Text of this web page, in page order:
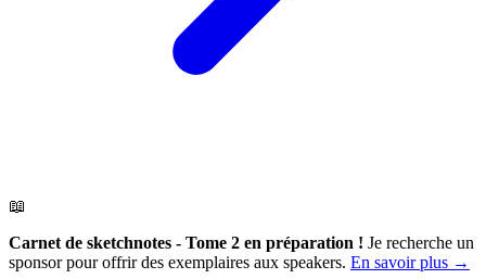
📖
Carnet de sketchnotes - Tome 2 en préparation ! Je recherche un
sponsor pour offrir des exemplaires aux speakers. En savoir plus →